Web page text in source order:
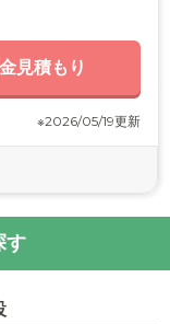
見積もり
※2026/05/19更新
す